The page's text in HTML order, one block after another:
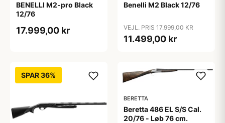
BENELLI M2-pro Black
12/76
17.999,00 kr
Benelli M2 Black 12/76
VEJL. PRIS 17.999,00 KR
11.499,00 kr
SPAR 36%
BERETTA
Beretta 486 EL S/S Cal.
20/76 - Løb 76 cm.